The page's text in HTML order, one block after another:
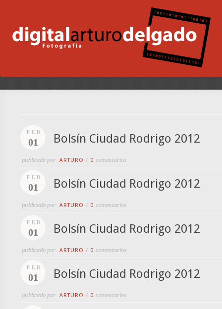
FEB
01 Bolsín Ciudad Rodrigo 2012
publicado por ARTURO / 0 comentarios
FEB
01 Bolsín Ciudad Rodrigo 2012
publicado por ARTURO / 0 comentarios
FEB
01 Bolsín Ciudad Rodrigo 2012
publicado por ARTURO / 0 comentarios
FEB
01 Bolsín Ciudad Rodrigo 2012
publicado por ARTURO / 0 comentarios